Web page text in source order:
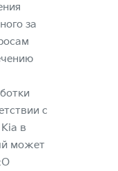
за
с
в
может